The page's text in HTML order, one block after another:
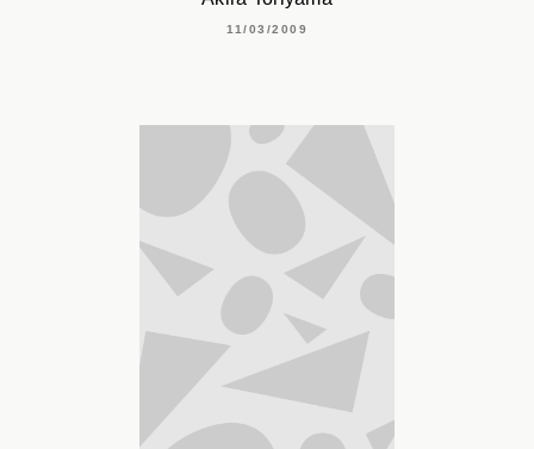
11/03/2009